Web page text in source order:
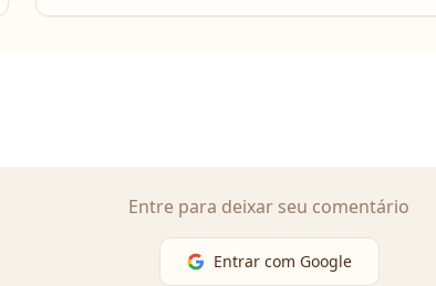
Entre para deixar seu comentário
Entrar com Google